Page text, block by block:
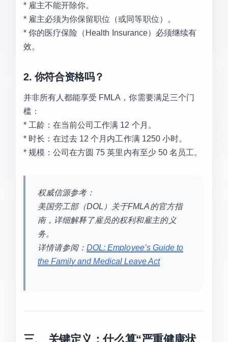
* 雇主不能开除你。
* 雇主必须为你保留职位（或同等职位）。
* 你的医疗保险（Health Insurance）必须继续有
效。
2. 你符合资格吗？
并非所有人都能享受 FMLA，你需要满足三个门
槛：
* 工龄：在当前公司工作满 12 个月。
* 时长：在过去 12 个月内工作满 1250 小时。
* 规模：公司在方圆 75 英里内有至少 50 名员工。
权威信源参考：
美国劳工部（DOL）关于FMLA的官方指
南，详细解释了雇员的权利和雇主的义
务。
详情请参阅：DOL: Employee’s Guide to
the Family and Medical Leave Act
三、 关键定义：什么算“严重健康状